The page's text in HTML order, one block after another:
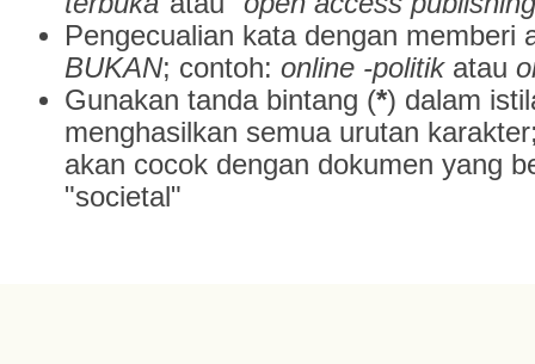
Pengecualian kata dengan memberi
BUKAN; contoh: online -politikatau
Gunakan tanda bintang (*) dalam
menghasilkan semua urutan
akan cocok dengan dokumen yang
"societal"